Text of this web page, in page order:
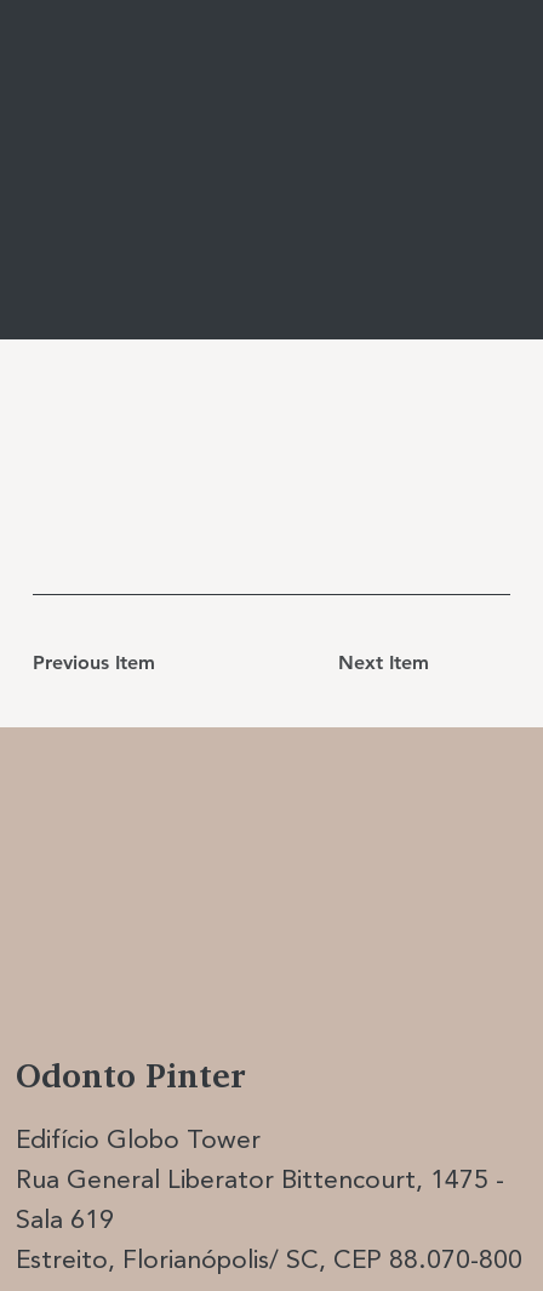
Previous Item Next Item
Edifício Globo Tower
Rua General Liberator Bittencourt, 1475 -
Sala 619
Estreito, Florianópolis/ SC, CEP 88.070-800
Odonto Pinter